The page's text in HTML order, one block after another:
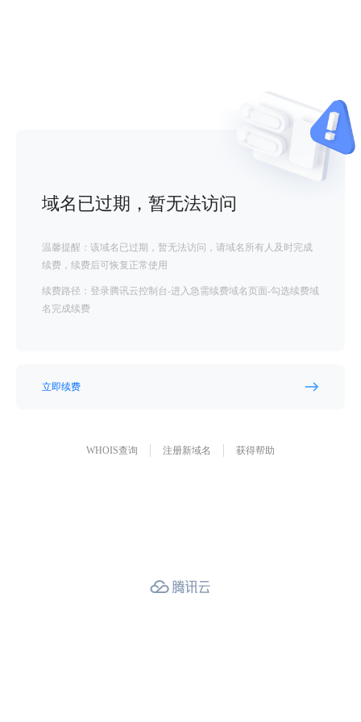
域名已过期，暂无法访问
温馨提醒：该域名已过期，暂无法访问，请域名所有人及时完成
续费，续费后可恢复正常使用
续费路径：登录腾讯云控制台-进入急需续费域名页面-勾选续费域
名完成续费
立即续费
WHOIS查询 注册新域名 获得帮助